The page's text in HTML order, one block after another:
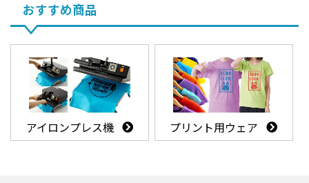
おすすめ商品
アイロンプレス機 プリント用ウェア